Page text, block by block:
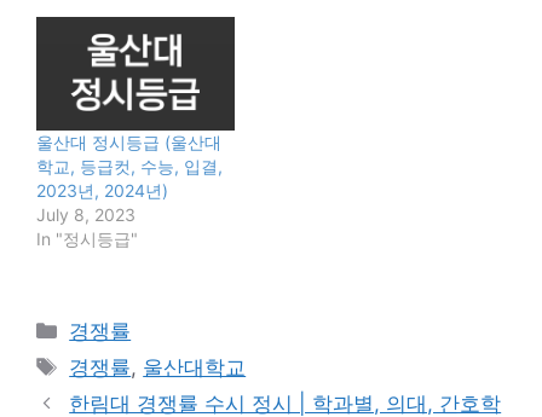
울산대 정시등급 (울산대
학교, 등급컷, 수능, 입결,
2023년, 2024년)
July 8, 2023
In "정시등급"
Categories
경쟁률
Tags
경쟁률, 울산대학교
한림대 경쟁률 수시 정시 | 학과별, 의대, 간호학